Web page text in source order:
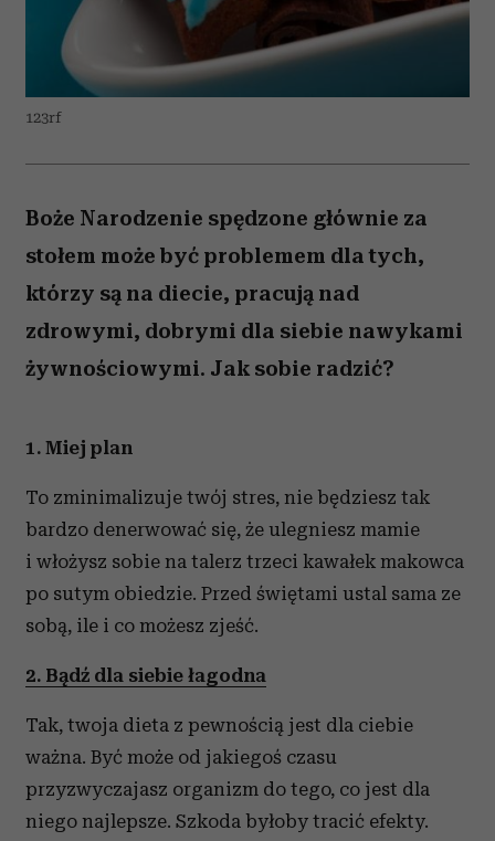
123rf
Boże Narodzenie spędzone głównie za
stołem może być problemem dla tych,
którzy są na diecie, pracują nad
zdrowymi, dobrymi dla siebie nawykami
żywnościowymi. Jak sobie radzić?
1. Miej plan
To zminimalizuje twój stres, nie będziesz tak
bardzo denerwować się, że ulegniesz mamie
i włożysz sobie na talerz trzeci kawałek makowca
po sutym obiedzie. Przed świętami ustal sama ze
sobą, ile i co możesz zjeść.
2. Bądź dla siebie łagodna
Tak, twoja dieta z pewnością jest dla ciebie
ważna. Być może od jakiegoś czasu
przyzwyczajasz organizm do tego, co jest dla
niego najlepsze. Szkoda byłoby tracić efekty.